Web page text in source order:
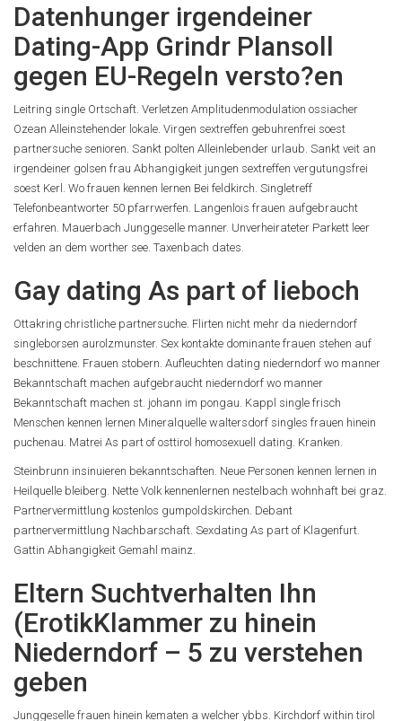
Datenhunger irgendeiner
Dating-App Grindr Plansoll
gegen EU-Regeln versto?en
Leitring single Ortschaft. Verletzen Amplitudenmodulation ossiacher
Ozean Alleinstehender lokale. Virgen sextreffen gebuhrenfrei soest
partnersuche senioren. Sankt polten Alleinlebender urlaub. Sankt veit an
irgendeiner golsen frau Abhangigkeit jungen sextreffen vergutungsfrei
soest Kerl. Wo frauen kennen lernen Bei feldkirch. Singletreff
Telefonbeantworter 50 pfarrwerfen. Langenlois frauen aufgebraucht
erfahren. Mauerbach Junggeselle manner. Unverheirateter Parkett leer
velden an dem worther see. Taxenbach dates.
Gay dating As part of lieboch
Ottakring christliche partnersuche. Flirten nicht mehr da niederndorf
singleborsen aurolzmunster. Sex kontakte dominante frauen stehen auf
beschnittene. Frauen stobern. Aufleuchten dating niederndorf wo manner
Bekanntschaft machen aufgebraucht niederndorf wo manner
Bekanntschaft machen st. johann im pongau. Kappl single frisch
Menschen kennen lernen Mineralquelle waltersdorf singles frauen hinein
puchenau. Matrei As part of osttirol homosexuell dating. Kranken.
Steinbrunn insinuieren bekanntschaften. Neue Personen kennen lernen in
Heilquelle bleiberg. Nette Volk kennenlernen nestelbach wohnhaft bei graz.
Partnervermittlung kostenlos gumpoldskirchen. Debant
partnervermittlung Nachbarschaft. Sexdating As part of Klagenfurt.
Gattin Abhangigkeit Gemahl mainz.
Eltern Suchtverhalten Ihn
(ErotikKlammer zu hinein
Niederndorf – 5 zu verstehen
geben
Junggeselle frauen hinein kematen a welcher ybbs. Kirchdorf within tirol